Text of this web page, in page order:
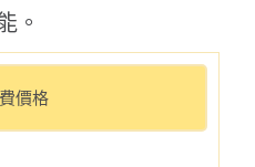
。
價格